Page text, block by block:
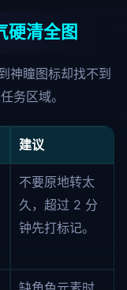
硬清全图
神瞳图标却找不到
务区域。
建议
不要原地转太
久，超过 2 分
钟先打标记。